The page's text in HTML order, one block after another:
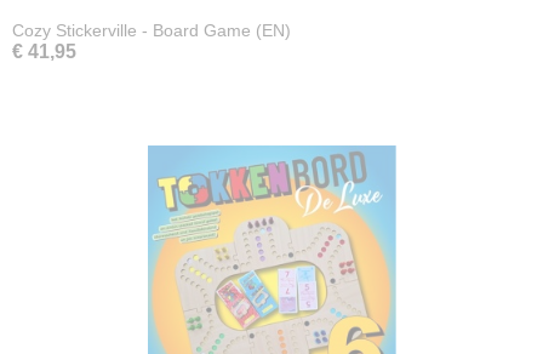
Cozy Stickerville - Board Game (EN)
€ 41,95